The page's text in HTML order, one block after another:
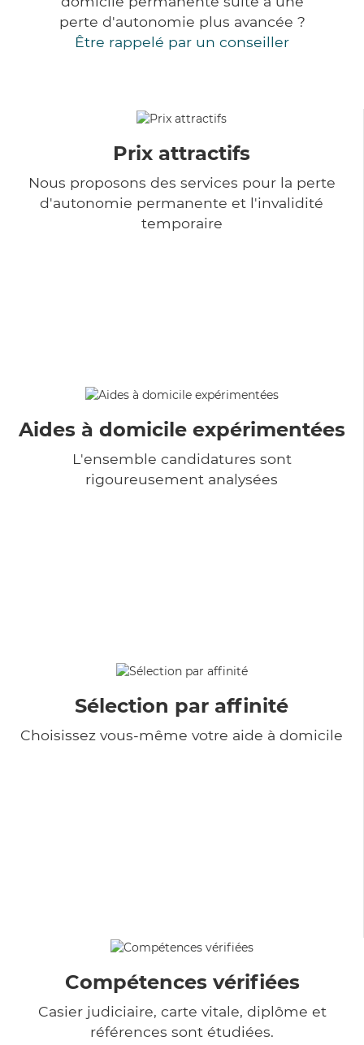
perte d'autonomie plus avancée ?
Être rappelé par un conseiller
Prix attractifs
Nous proposons des services pour la perte
d'autonomie permanente et l'invalidité
temporaire
Aides à domicile expérimentées
L'ensemble candidatures sont
rigoureusement analysées
Sélection par affinité
Choisissez vous-même votre aide à domicile
Compétences vérifiées
Casier judiciaire, carte vitale, diplôme et
références sont étudiées.